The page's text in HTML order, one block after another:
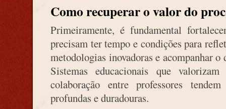
Como recuperar o valor do
Primeiramente, é fundamental
precisam ter tempo e condições para
metodologias inovadoras e acompanhar o
Sistemas educacionais que
colaboração entre professores
profundas e duradouras.